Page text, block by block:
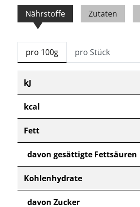
Nährstoffe Zutaten
pro 100g pro Stück
kJ
kcal
Fett
davon gesättigte Fettsäuren
Kohlenhydrate
davon Zucker